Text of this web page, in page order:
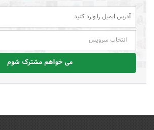
انتخاب سرویس
می خواهم مشترک شوم